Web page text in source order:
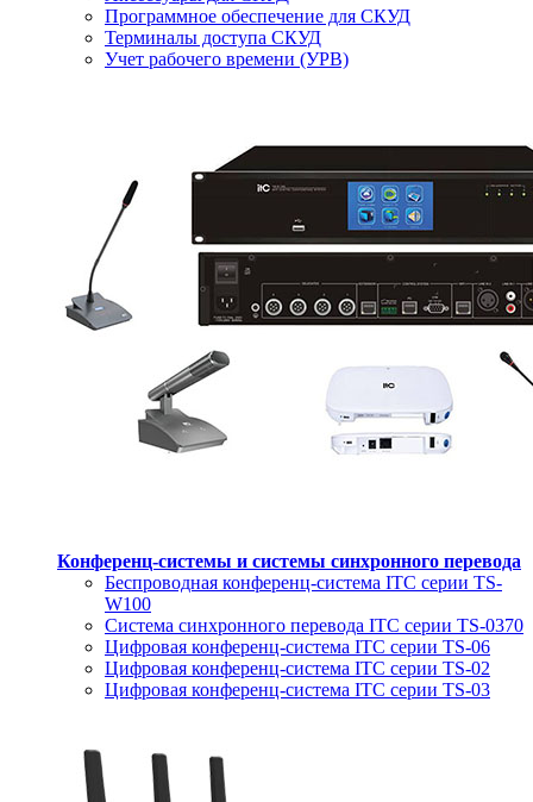
Программное обеспечение для СКУД
Терминалы доступа СКУД
Учет рабочего времени (УРВ)
Конференц-системы и системы синхронного перевода
Беспроводная конференц-система ITC серии TS-
W100
Система синхронного перевода ITC серии TS-0370
Цифровая конференц-система ITC серии TS-06
Цифровая конференц-система ITC серии TS-02
Цифровая конференц-система ITC серии TS-03